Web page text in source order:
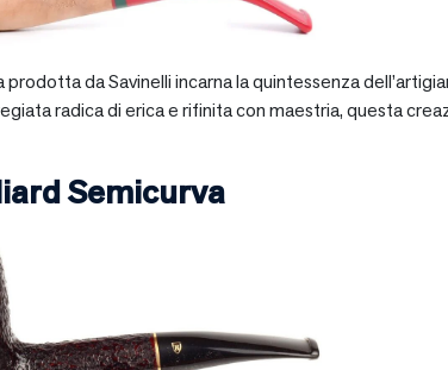
prodotta da Savinelli incarna la quintessenza
radica di erica e rifinita con maestria, questa
Semicurva